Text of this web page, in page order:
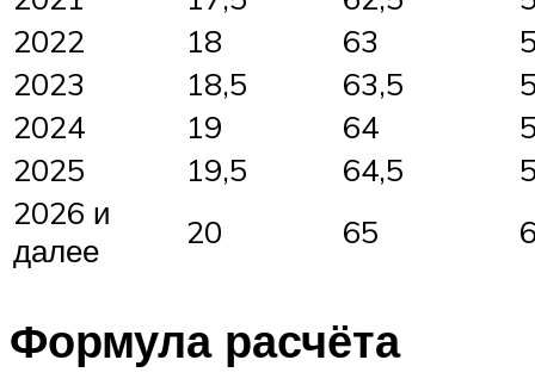
2022
18 63
2023
18,5 63,5
2024
19 64
2025
19,5 64,5
2026 и
далее
20 65
Формула расчёта